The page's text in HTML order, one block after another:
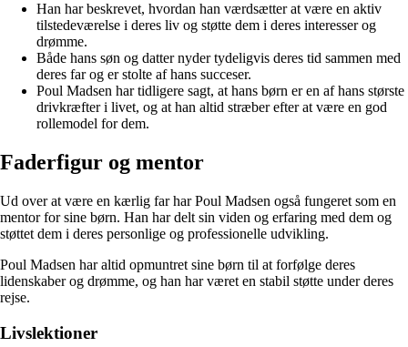
Han har beskrevet, hvordan han værdsætter at være en aktiv
tilstedeværelse i deres liv og støtte dem i deres interesser og
drømme.
Både hans søn og datter nyder tydeligvis deres tid sammen med
deres far og er stolte af hans succeser.
Poul Madsen har tidligere sagt, at hans børn er en af hans største
drivkræfter i livet, og at han altid stræber efter at være en god
rollemodel for dem.
Faderfigur og mentor
Ud over at være en kærlig far har Poul Madsen også fungeret som en
mentor for sine børn. Han har delt sin viden og erfaring med dem og
støttet dem i deres personlige og professionelle udvikling.
Poul Madsen har altid opmuntret sine børn til at forfølge deres
lidenskaber og drømme, og han har været en stabil støtte under deres
rejse.
Livslektioner